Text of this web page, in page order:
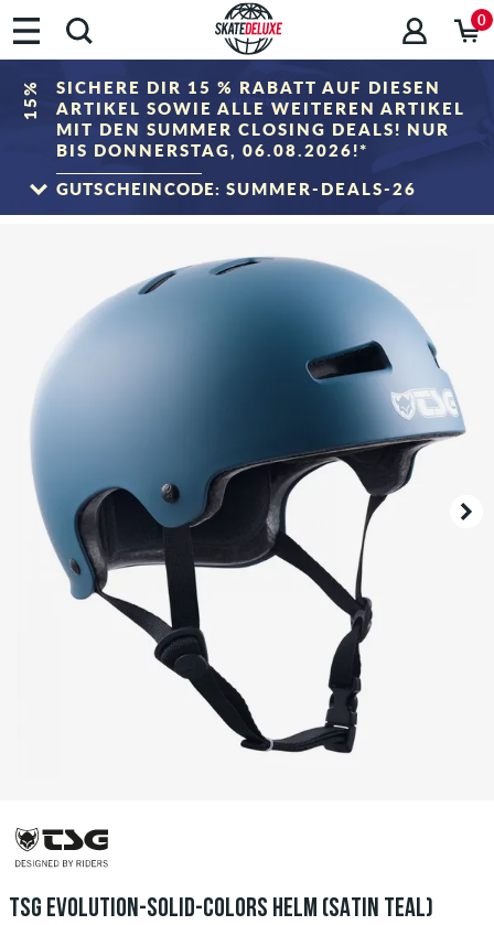
0
15%
SICHERE DIR 15 % RABATT AUF DIESEN
ARTIKEL SOWIE ALLE WEITEREN ARTIKEL
MIT DEN SUMMER CLOSING DEALS! NUR
BIS DONNERSTAG, 06.08.2026!*
GUTSCHEINCODE: SUMMER-DEALS-26
*Gilt nur bis zum 06.08.2026, 23:59 (MESZ)! Der Rabatt wird im Warenkorb nach
Eingabe des Gutscheincodes abgezogen. Rabattierung erfolgt ausschließlich auf
Artikel der Kategorie „Sale". Der Gutschein ist nicht mit anderen Rabattgutscheinen
kombinierbar.
TSG EVOLUTION-SOLID-COLORS HELM (SATIN TEAL)